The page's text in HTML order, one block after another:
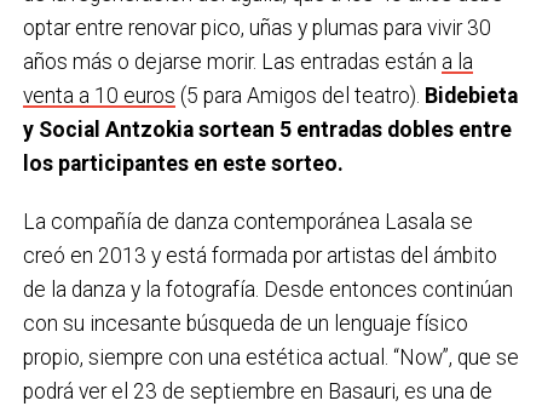
optar entre renovar pico, uñas y plumas para vivir 30
años más o dejarse morir. Las entradas están a la
venta a 10 euros (5 para Amigos del teatro). Bidebieta
y Social Antzokia sortean 5 entradas dobles entre
los participantes en este sorteo.
La compañía de danza contemporánea Lasala se
creó en 2013 y está formada por artistas del ámbito
de la danza y la fotografía. Desde entonces continúan
con su incesante búsqueda de un lenguaje físico
propio, siempre con una estética actual. “Now”, que se
podrá ver el 23 de septiembre en Basauri, es una de